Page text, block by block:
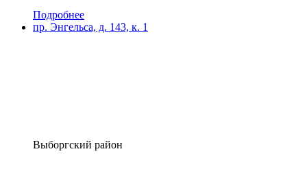
Подробнее
пр. Энгельса, д. 143, к. 1
Выборгский район